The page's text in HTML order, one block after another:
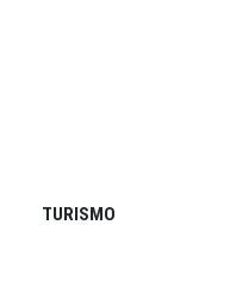
TURISMO